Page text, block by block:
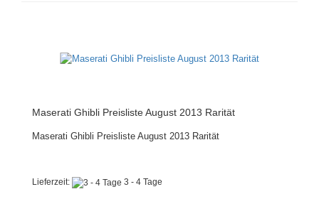
Maserati Ghibli Preisliste August 2013 Rarität
Maserati Ghibli Preisliste August 2013 Rarität
Lieferzeit: 3 - 4 Tage